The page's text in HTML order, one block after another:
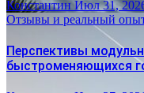
Константин Июл 31,
Отзывы и реальный
Перспективы
быстроменяющихся